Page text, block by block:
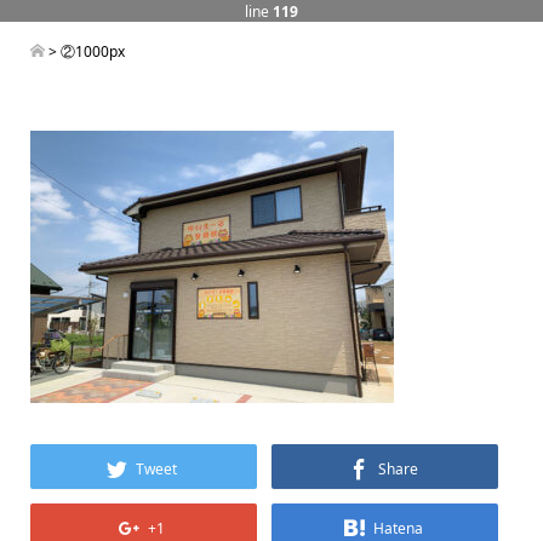
line 119
> ②1000px
Tweet Share
+1 Hatena